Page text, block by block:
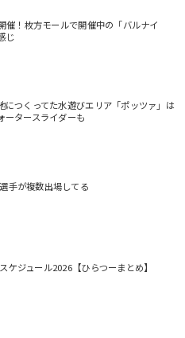
催！枚方モールで開催中の「バルナイ
じ
につくってた水遊びエリア「ポッツァ」は
ータースライダーも
手が複数出場してる
ケジュール2026【ひらつーまとめ】